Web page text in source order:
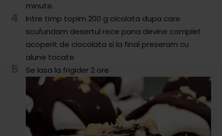
minute.
Intre timp topim 200 g cicolata dupa care
scufundam desertul rece pana devine complet
acoperit de ciocolata si la final preseram cu
alune tocate
Se lasa la frigider 2 ore